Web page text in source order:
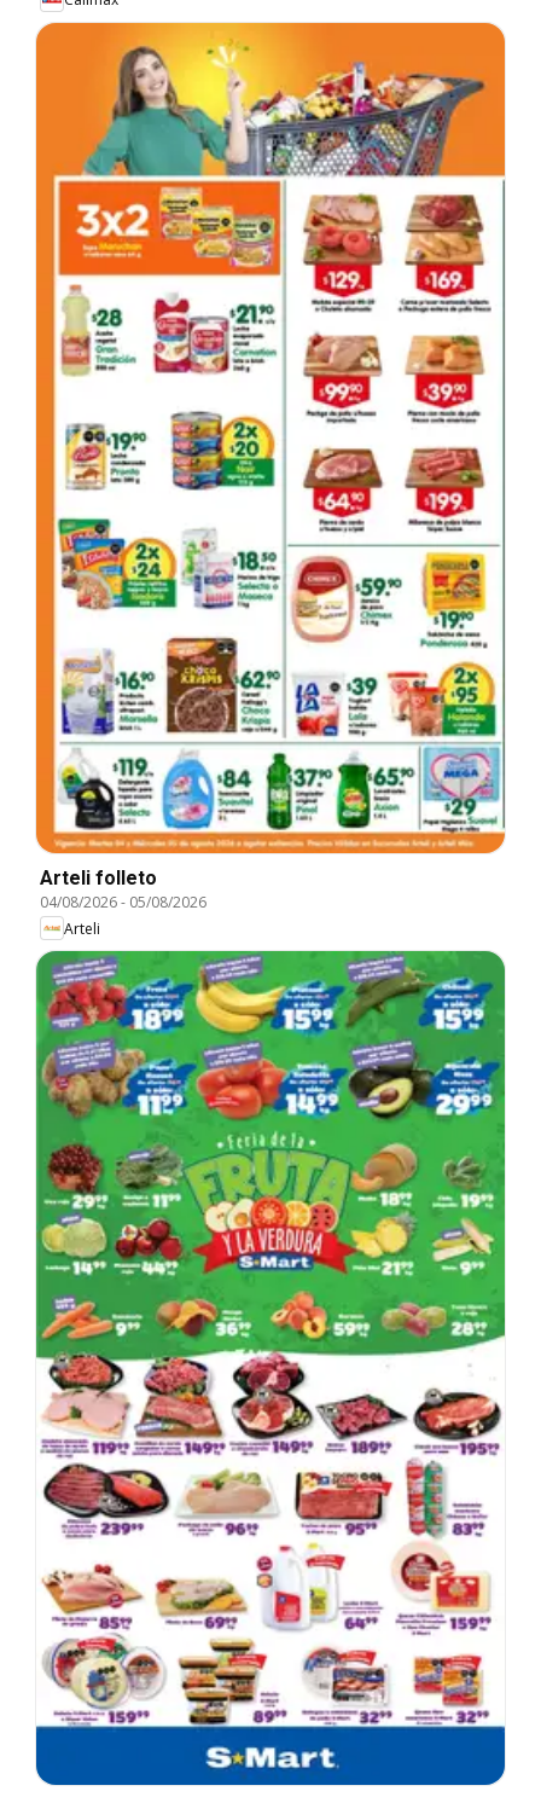
Arteli folleto
04/08/2026- 05/08/2026
Arteli